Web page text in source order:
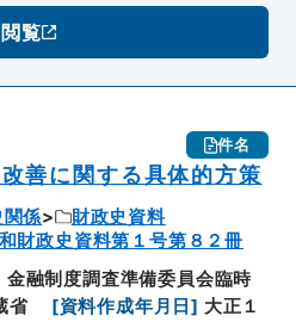
閲覧
件名
善に関する具体的方策
関係
財政史資料
財政史資料第１号第８２冊
金融制度調査準備委員会臨時
省 [資料作成年月日] 大正１